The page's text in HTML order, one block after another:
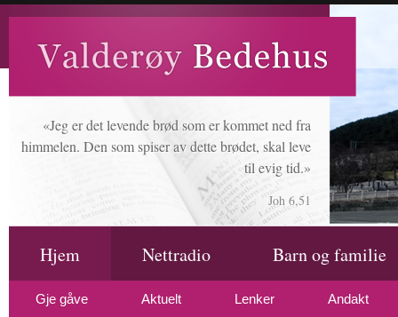
«Jeg er det levende brød som er kommet ned fra
himmelen. Den som spiser av dette brødet, skal leve
til evig tid.»
Joh 6,51
Hjem Nettradio Barn og familie
Gje gåve Aktuelt Lenker Andakt